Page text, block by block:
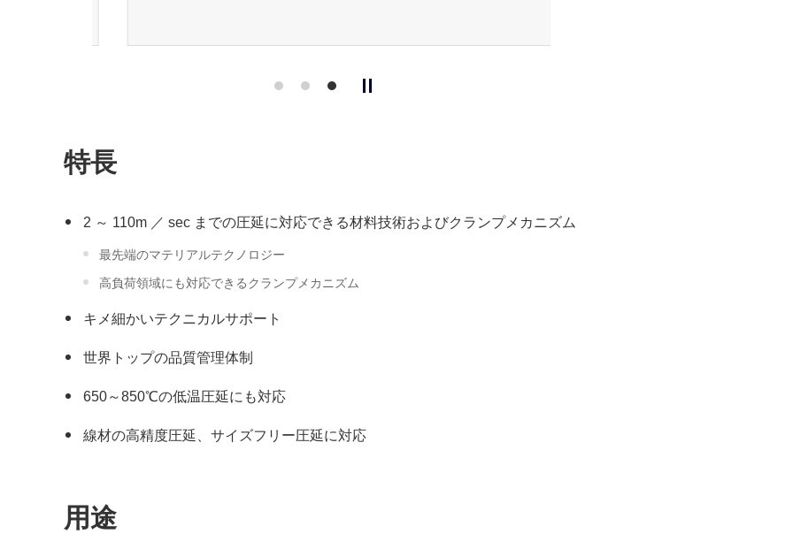
特長
2 ～ 110m ／ sec までの圧延に対応できる材料技術およびクランプメカニズム
最先端のマテリアルテクノロジー
高負荷領域にも対応できるクランプメカニズム
キメ細かいテクニカルサポート
世界トップの品質管理体制
650～850℃の低温圧延にも対応
線材の高精度圧延、サイズフリー圧延に対応
用途